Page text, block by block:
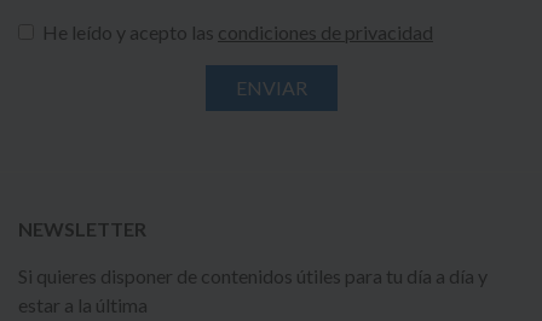
He leído y acepto las condiciones de privacidad
NEWSLETTER
Si quieres disponer de contenidos útiles para tu día a día y
estar a la última